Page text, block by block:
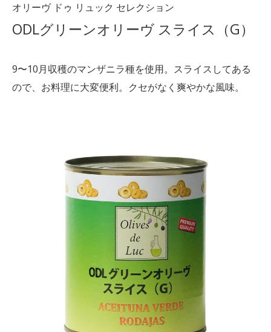
オリーヴ ドゥ リュック セレクション
ODLグリーンオリーヴ スライス（G）
9〜10月収穫のマンザニラ種を使用。スライスしてある
ので、お料理に大変便利。クセがなく爽やかな風味。